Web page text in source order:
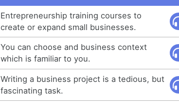
Entrepreneurship training courses to
create or expand small businesses.
You can choose and business context
which is familiar to you.
Writing a business project is a tedious, but
fascinating task.